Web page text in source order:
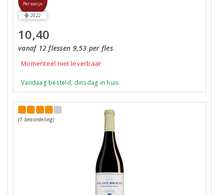
Perswijn
2022
10,40
vanaf 12 flessen 9,53 per fles
Momenteel niet leverbaar
Vandaag besteld, dinsdag in huis
(1 beoordeling)